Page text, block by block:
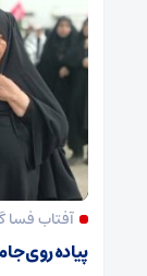
آفتاب فسا
پیاده روی